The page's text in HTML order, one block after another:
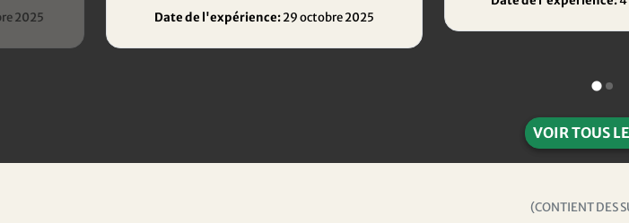
2025 Date de l'expérience:29 octobre 2025
VOIR TOUS
(CONTIENT DES